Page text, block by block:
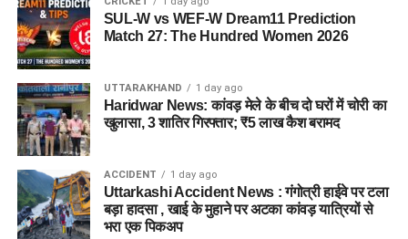
और परिस्थितियां आलंबन गांव के निर्माण के लिए उपयुक्त हैं या नहीं।
महिलाओं और बच्चों को मिलेगा नया जीवन
आलंबन गांव की यह योजना सिर्फ एक नया भवन या परिसर तैयार करने की
कवायद नहीं है, बल्कि नारी निकेतन में रहने वाली महिलाओं और बच्चों के
प्रति सोच में बदलाव की कोशिश भी है।
अगर यह योजना धरातल पर उतरती है तो संस्थागत जीवन की जगह उन्हें
परिवार जैसा माहौल, बेहतर स्वतंत्रता और सामाजिक वातावरण मिल
सकेगा। इससे बच्चों और महिलाओं के मानसिक और सामाजिक विकास में
SUL-W vs WEF-W Dream11 Prediction
Match 27: The Hundred Women 2026
UTTARAKHAND 1 day ago
Haridwar News: कांवड़ मेले के बीच दो घरों में चोरी का
खुलासा, 3 शातिर गिरफ्तार; ₹5 लाख कैश बरामद
ACCIDENT 1 day ago
Uttarkashi Accident News : गंगोत्री हाईवे पर टला
बड़ा हादसा , खाई के मुहाने पर अटका कांवड़ यात्रियों से
भरा एक पिकअप